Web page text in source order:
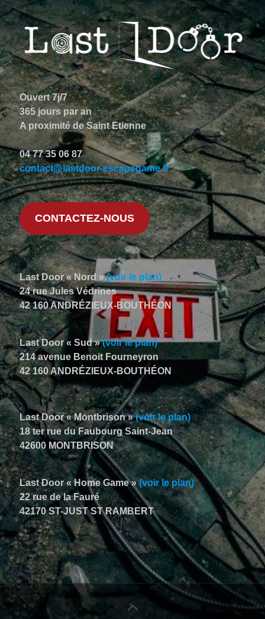
Ouvert 7j/7
365 jours par an
A proximité de Saint Etienne
04 77 35 06 87
contact@lastdoor-escapegame.fr
CONTACTEZ-NOUS
Last Door « Nord »(voir le plan)
24 rue Jules Védrines
42 160 ANDRÉZIEUX-BOUTHÉON
Last Door « Sud »(voir le plan)
214 avenue Benoit Fourneyron
42 160 ANDRÉZIEUX-BOUTHÉON
Last Door « Montbrison »(voir le plan)
18 ter rue du Faubourg Saint-Jean
42600 MONTBRISON
Last Door « Home Game »(voir le plan)
22 rue de la Fauré
42170 ST-JUST ST RAMBERT